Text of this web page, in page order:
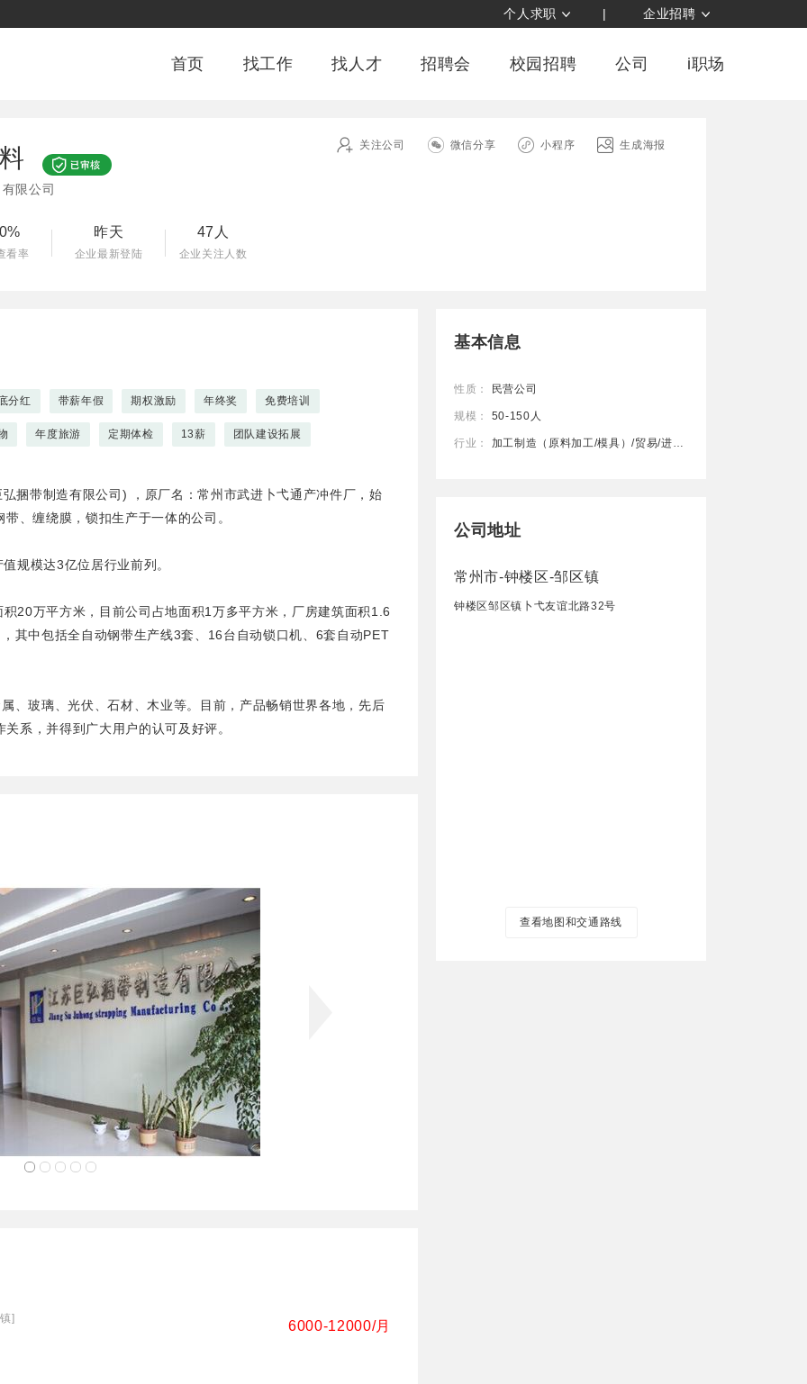
个人求职 | 企业招聘
首页 找工作 找人才 招聘会 校园招聘 公司 i职场
限公司
看率
昨天
企业最新登陆
47人
企业关注人数
关注公司 微信分享 小程序 生成海报
分红 带薪年假 期权激励 年终奖 免费培训
年度旅游 定期体检 13薪 团队建设拓展
捆带制造有限公司) ，原厂名：常州市武进卜弋通产冲件厂，始
、缠绕膜，锁扣生产于一体的公司。
规模达3亿位居行业前列。
20万平方米，目前公司占地面积1万多平方米，厂房建筑面积1.6
其中包括全自动钢带生产线3套、16台自动锁口机、6套自动PET
、玻璃、光伏、石材、木业等。目前，产品畅销世界各地，先后
系，并得到广大用户的认可及好评。
6000-12000/月
]
基本信息
性质： 民营公司
规模： 50-150人
行业： 加工制造（原料加工/模具）/贸易/进出口
公司地址
常州市-钟楼区-邹区镇
钟楼区邹区镇卜弋友谊北路32号
查看地图和交通路线